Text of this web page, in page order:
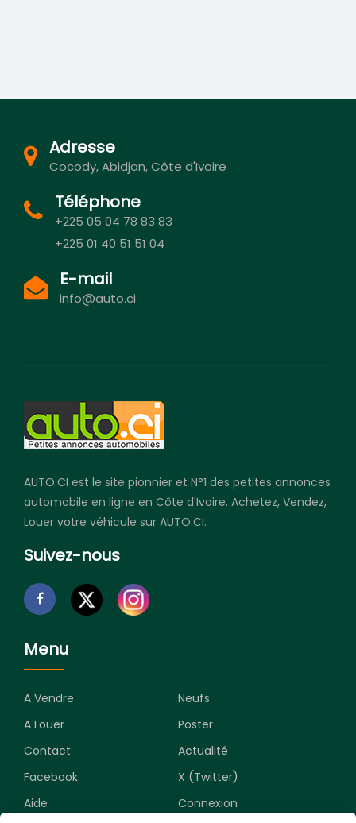
Adresse
Cocody, Abidjan, Côte d'Ivoire
Téléphone
+225 05 04 78 83 83
+225 01 40 51 51 04
E-mail
info@auto.ci
AUTO.CI est le site pionnier et N°1 des petites annonces
automobile en ligne en Côte d'Ivoire. Achetez, Vendez,
Louer votre véhicule sur AUTO.CI.
Suivez-nous
Menu
A Vendre
Neufs
A Louer
Poster
Contact
Actualité
Facebook
X (Twitter)
Aide
Connexion